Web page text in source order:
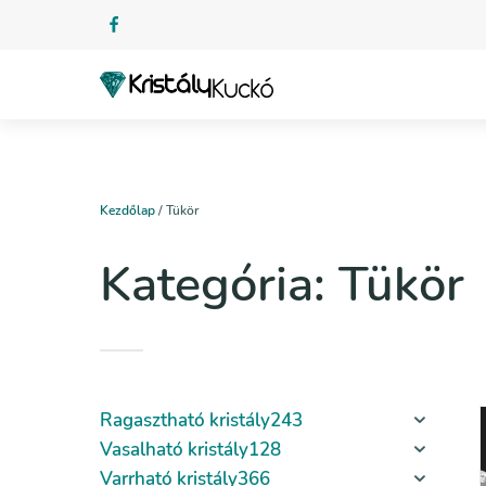
Kezdőlap/ Tükör
Kategória: Tükör
Ragasztható kristály243
Vasalható kristály128
Varrható kristály366